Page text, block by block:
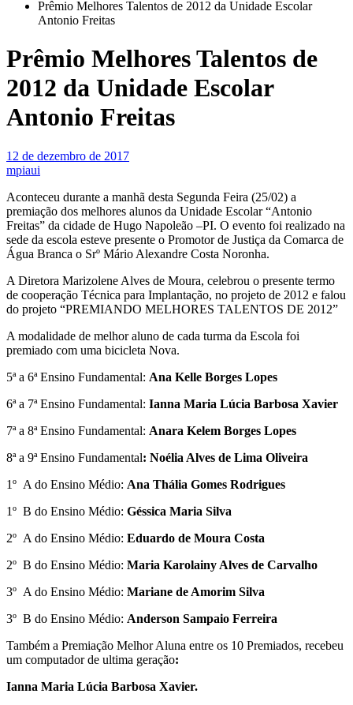
Prêmio Melhores Talentos de 2012 da Unidade Escolar
Antonio Freitas
Prêmio Melhores Talentos de
2012 da Unidade Escolar
Antonio Freitas
12 de dezembro de 2017
mpiaui
Aconteceu durante a manhã desta Segunda Feira (25/02) a
premiação dos melhores alunos da Unidade Escolar “Antonio
Freitas” da cidade de Hugo Napoleão –PI. O evento foi realizado na
sede da escola esteve presente o Promotor de Justiça da Comarca de
Água Branca o Srº Mário Alexandre Costa Noronha.
A Diretora Marizolene Alves de Moura, celebrou o presente termo
de cooperação Técnica para Implantação, no projeto de 2012 e falou
do projeto “PREMIANDO MELHORES TALENTOS DE 2012”
A modalidade de melhor aluno de cada turma da Escola foi
premiado com uma bicicleta Nova.
5ª a 6ª Ensino Fundamental: Ana Kelle Borges Lopes
6ª a 7ª Ensino Fundamental: Ianna Maria Lúcia Barbosa Xavier
7ª a 8ª Ensino Fundamental: Anara Kelem Borges Lopes
8ª a 9ª Ensino Fundamental: Noélia Alves de Lima Oliveira
1º A do Ensino Médio: Ana Thália Gomes Rodrigues
1º B do Ensino Médio: Géssica Maria Silva
2º A do Ensino Médio: Eduardo de Moura Costa
2º B do Ensino Médio: Maria Karolainy Alves de Carvalho
3º A do Ensino Médio: Mariane de Amorim Silva
3º B do Ensino Médio: Anderson Sampaio Ferreira
Também a Premiação Melhor Aluna entre os 10 Premiados, recebeu
um computador de ultima geração:
Ianna Maria Lúcia Barbosa Xavier.